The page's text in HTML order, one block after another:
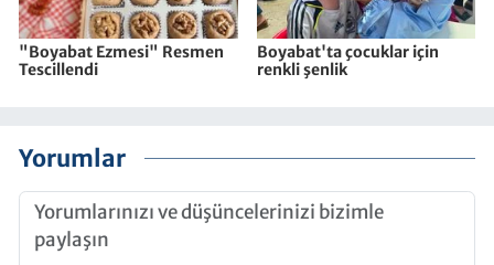
"Boyabat Ezmesi" Resmen
Tescillendi
Boyabat'ta çocuklar için
renkli şenlik
Yorumlar